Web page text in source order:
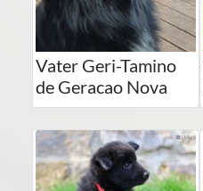
Vater Geri-Tamino
de Geracao Nova